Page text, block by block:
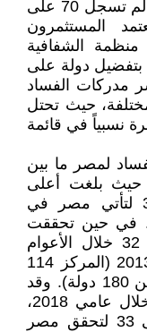
بأن الإصلاح الإداري ضروري لأي دولة لم تسجل 70 على
المستثمرون
الشفافية
بتفضيل دولة على
مدركات الفساد
حيث تحتل
نسبياً في قائمة
لمصر ما بين
37 خلال الفترة 2012-2020، حيث بلغت أعلى
قيمة للمؤشر (أعلى نزاهة) عند 37 لتأتي مصر في
94 من 175 دولة عام 2014. في حين تحققت
أقل قيمة للمؤشر (أٌقل نزاهة) عند 32 خلال الأعوام
2012 (المركز 118 من 176 دولة)، 2013 (المركز 114
من 177 دولة)، 2017 (المركز 117 من 180 دولة). وقد
تزايدت قيمة المؤشر لتصل إلى 35 خلال عامي 2018،
2019، وانخفضت بعد ذلك لتصل إلى 33 لتحقق مصر